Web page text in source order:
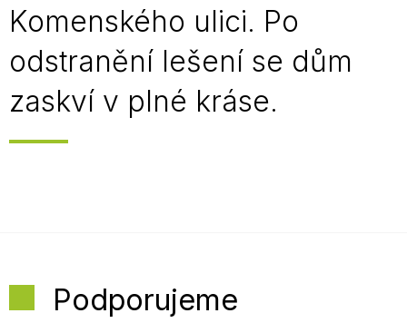
Komenského ulici. Po
odstranění lešení se dům
zaskví v plné kráse.
Podporujeme